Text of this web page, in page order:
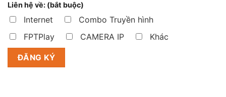
Liên hệ về: (bắt buộc)
Internet
Combo Truyền hình
FPTPlay
CAMERA IP Khác